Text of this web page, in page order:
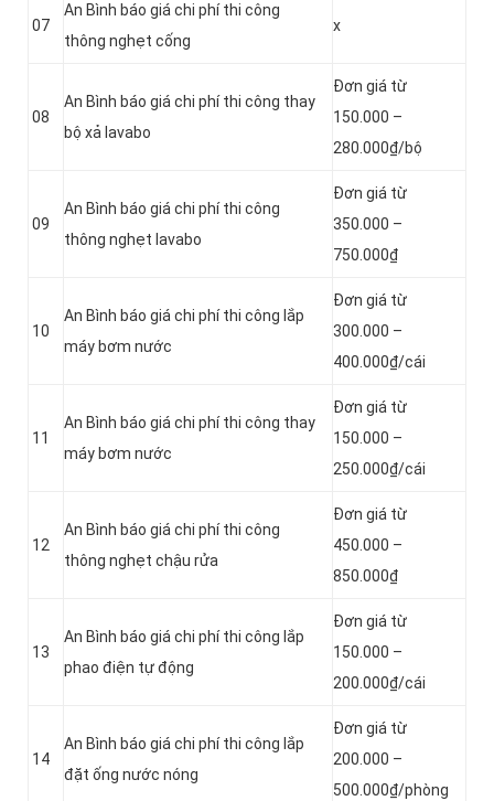
07
An Bình báo giá chi phí thi công
thông nghẹt cống
x
08
An Bình báo giá chi phí thi công thay
bộ xả lavabo
Đơn giá từ
150.000 –
280.000₫/bộ
09
An Bình báo giá chi phí thi công
thông nghẹt lavabo
Đơn giá từ
350.000 –
750.000₫
10
An Bình báo giá chi phí thi công lắp
máy bơm nước
Đơn giá từ
300.000 –
400.000₫/cái
11
An Bình báo giá chi phí thi công thay
máy bơm nước
Đơn giá từ
150.000 –
250.000₫/cái
12
An Bình báo giá chi phí thi công
thông nghẹt chậu rửa
Đơn giá từ
450.000 –
850.000₫
13
An Bình báo giá chi phí thi công lắp
phao điện tự động
Đơn giá từ
150.000 –
200.000₫/cái
14
An Bình báo giá chi phí thi công lắp
đặt ống nước nóng
Đơn giá từ
200.000 –
500.000₫/phòng